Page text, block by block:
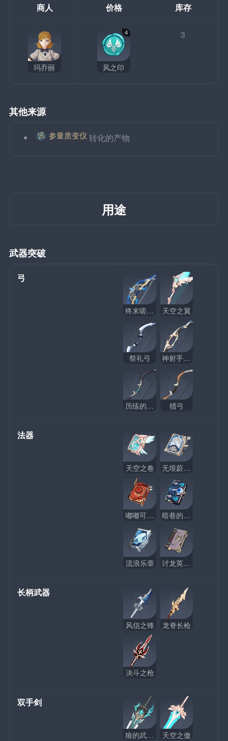
商人 价格 库存
玛乔丽
4
风之印
3
其他来源
参量质变仪 转化的产物
用途
武器突破
弓
终末嗟叹之诗 天空之翼
祭礼弓 神射手之誓
历练的猎弓 猎弓
法器
天空之卷 无垠蔚蓝之歌
嘟嘟可故事集 暗巷的酒与诗
流浪乐章 讨龙英杰谭
长柄武器
风信之锋 龙脊长枪
决斗之枪
双手剑
狼的武功歌 天空之傲